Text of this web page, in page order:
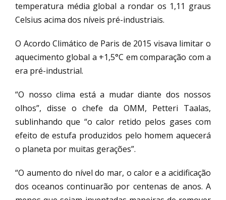
temperatura média global a rondar os 1,11 graus
Celsius acima dos níveis pré-industriais.
O Acordo Climático de Paris de 2015 visava limitar o
aquecimento global a +1,5°C em comparação com a
era pré-industrial.
“O nosso clima está a mudar diante dos nossos
olhos”, disse o chefe da OMM, Petteri Taalas,
sublinhando que “o calor retido pelos gases com
efeito de estufa produzidos pelo homem aquecerá
o planeta por muitas gerações”.
“O aumento do nível do mar, o calor e a acidificação
dos oceanos continuarão por centenas de anos. A